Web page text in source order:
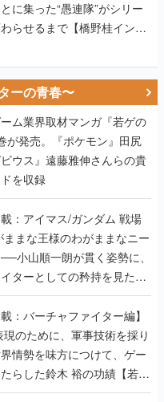
ーの青春〜
ム業界取材マンガ『若ゲの
が発売。『ポケモン』田尻
ウス』遠藤雅伸さんらの貴
を収録
アイマス/ガンダム 戦場
まな王様のわがままなニー
小山順一朗が貫く姿勢に、
イターとしての矜持を見た
最終回】
：バーチャファイター編】
のために、軍事技術を採り
情勢を味方につけて、ゲー
らした鈴木 裕の功績【若ゲ
ゲのいたり】ゲーム開発統
Engine」最新バージョン
どう変わる？ ゲーム業界向